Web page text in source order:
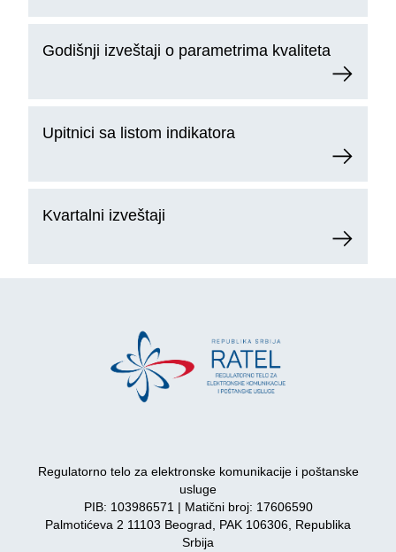
Godišnji izveštaji o parametrima kvaliteta
Upitnici sa listom indikatora
Kvartalni izveštaji
Regulatorno telo za elektronske komunikacije i poštanske
usluge
PIB: 103986571 | Matični broj: 17606590
Palmotićeva 2 11103 Beograd, PAK 106306, Republika
Srbija